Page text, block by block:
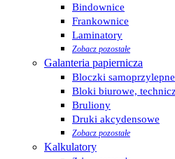
Bindownice
Frankownice
Laminatory
Zobacz pozostałe
Galanteria papiernicza
Bloczki samoprzylepne
Bloki biurowe,
Bruliony
Druki akcydensowe
Zobacz pozostałe
Kalkulatory